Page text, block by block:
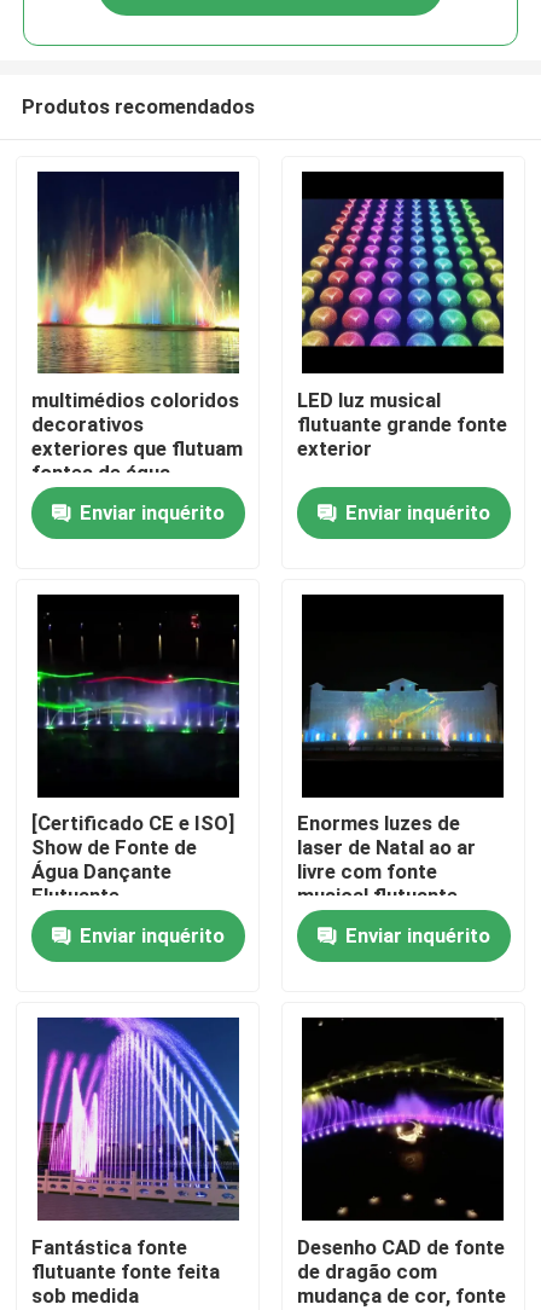
Casa
Produtos
Fábrica
Controle de Qualidade
Pedir um orçamento
fonte de flutuação
Fontes do Lago
fonte musical
Produtos recomendados
multimédios coloridos
decorativos
exteriores que flutuam
fontes de água
Enviar inquérito
LED luz musical
flutuante grande fonte
exterior
Enviar inquérito
[Certificado CE e ISO]
Show de Fonte de
Água Dançante
Flutuante
Enviar inquérito
Enormes luzes de
laser de Natal ao ar
livre com fonte
musical flutuante
única no lago
Enviar inquérito
Fantástica fonte
flutuante fonte feita
sob medida
Desenho CAD de fonte
de dragão com
mudança de cor, fonte